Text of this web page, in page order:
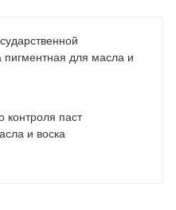
пигментная для масла и
контроля паст
и воска